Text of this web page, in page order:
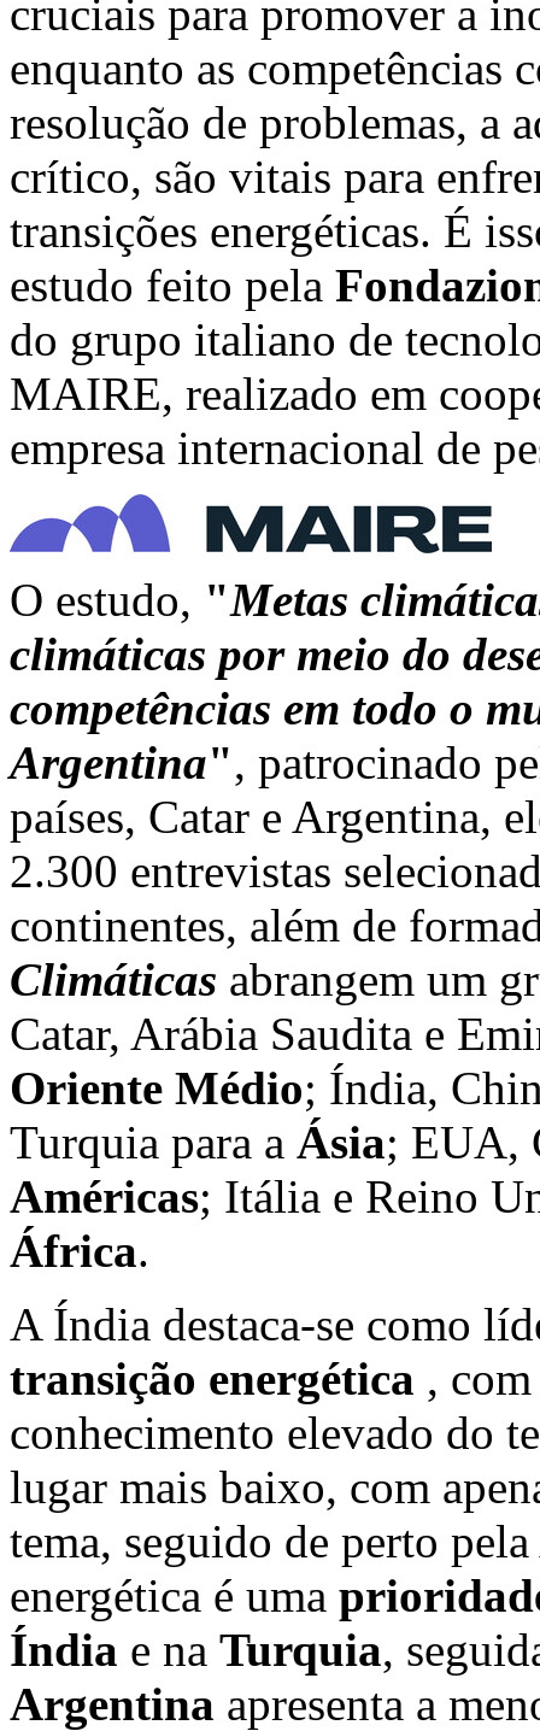
cruciais para promover a
enquanto as competências
resolução de problemas, a
crítico, são vitais para
transições energéticas. É
estudo feito pela
do grupo italiano de
MAIRE, realizado em
empresa internacional de
O estudo, "Metas
climáticas por meio do
competências em todo o
Argentina", patrocinado
países, Catar e Argentina,
2.300 entrevistas
continentes, além de
Climáticas abrangem um
Catar, Arábia Saudita e
Oriente Médio; Índia,
Turquia para a Ásia; EUA,
Américas; Itália e Reino
África.
A Índia destaca-se como
transição energética ,
conhecimento elevado do
lugar mais baixo, com
tema, seguido de perto
energética é uma
Índia e na Turquia,
Argentina apresenta a